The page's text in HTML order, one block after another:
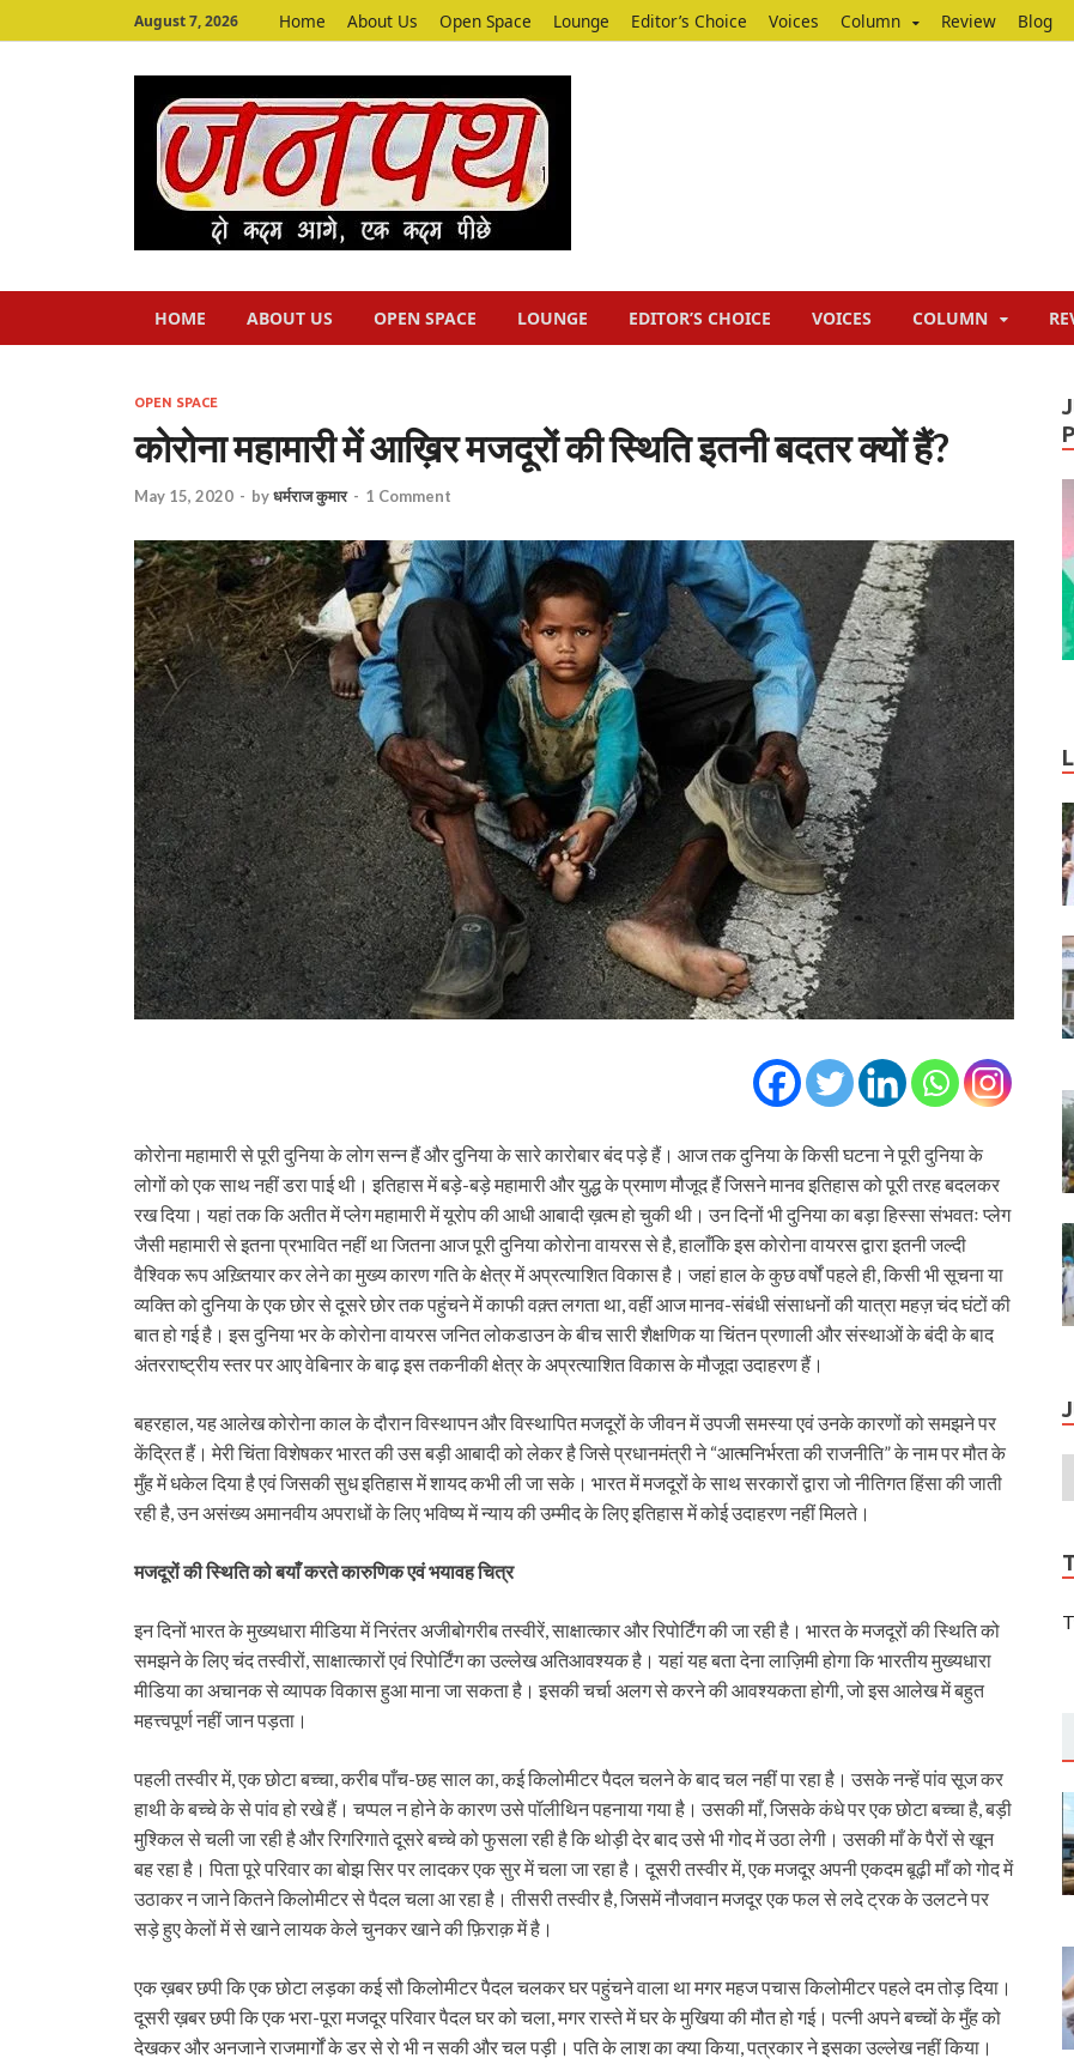
August 7, 2026 Home About Us Open Space Lounge Editor’s Choice Voices Column Review Blog
HOME ABOUT US OPEN SPACE LOUNGE EDITOR’S CHOICE VOICES COLUMN
OPEN SPACE
कोरोना महामारी में आख़िर मजदूरों की स्थिति इतनी बदतर क्यों हैं?
May 15, 2020 - byधर्मराज कुमार - 1 Comment
कोरोना महामारी से पूरी दुनिया के लोग सन्न हैं और दुनिया के सारे कारोबार बंद पड़े हैं। आज तक दुनिया के किसी घटना ने पूरी दुनिया के
लोगों को एक साथ नहीं डरा पाई थी। इतिहास में बड़े-बड़े महामारी और युद्ध के प्रमाण मौजूद हैं जिसने मानव इतिहास को पूरी तरह बदलकर
रख दिया। यहां तक कि अतीत में प्लेग महामारी में यूरोप की आधी आबादी ख़त्म हो चुकी थी। उन दिनों भी दुनिया का बड़ा हिस्सा संभवतः प्लेग
जैसी महामारी से इतना प्रभावित नहीं था जितना आज पूरी दुनिया कोरोना वायरस से है, हालाँकि इस कोरोना वायरस द्वारा इतनी जल्दी
वैश्विक रूप अख़्तियार कर लेने का मुख्य कारण गति के क्षेत्र में अप्रत्याशित विकास है। जहां हाल के कुछ वर्षों पहले ही, किसी भी सूचना या
व्यक्ति को दुनिया के एक छोर से दूसरे छोर तक पहुंचने में काफी वक़्त लगता था, वहीं आज मानव-संबंधी संसाधनों की यात्रा महज़ चंद घंटों की
बात हो गई है। इस दुनिया भर के कोरोना वायरस जनित लोकडाउन के बीच सारी शैक्षणिक या चिंतन प्रणाली और संस्थाओं के बंदी के बाद
अंतरराष्ट्रीय स्तर पर आए वेबिनार के बाढ़ इस तकनीकी क्षेत्र के अप्रत्याशित विकास के मौजूदा उदाहरण हैं।
बहरहाल, यह आलेख कोरोना काल के दौरान विस्थापन और विस्थापित मजदूरों के जीवन में उपजी समस्या एवं उनके कारणों को समझने पर
केंद्रित हैं। मेरी चिंता विशेषकर भारत की उस बड़ी आबादी को लेकर है जिसे प्रधानमंत्री ने “आत्मनिर्भरता की राजनीति” के नाम पर मौत के
मुँह में धकेल दिया है एवं जिसकी सुध इतिहास में शायद कभी ली जा सके। भारत में मजदूरों के साथ सरकारों द्वारा जो नीतिगत हिंसा की जाती
रही है, उन असंख्य अमानवीय अपराधों के लिए भविष्य में न्याय की उम्मीद के लिए इतिहास में कोई उदाहरण नहीं मिलते।
मजदूरों की स्थिति को बयाँ करते कारुणिक एवं भयावह चित्र
इन दिनों भारत के मुख्यधारा मीडिया में निरंतर अजीबोगरीब तस्वीरें, साक्षात्कार और रिपोर्टिंग की जा रही है। भारत के मजदूरों की स्थिति को
समझने के लिए चंद तस्वीरों, साक्षात्कारों एवं रिपोर्टिंग का उल्लेख अतिआवश्यक है। यहां यह बता देना लाज़िमी होगा कि भारतीय मुख्यधारा
मीडिया का अचानक से व्यापक विकास हुआ माना जा सकता है। इसकी चर्चा अलग से करने की आवश्यकता होगी, जो इस आलेख में बहुत
महत्त्वपूर्ण नहीं जान पड़ता।
पहली तस्वीर में, एक छोटा बच्चा, करीब पाँच-छह साल का, कई किलोमीटर पैदल चलने के बाद चल नहीं पा रहा है। उसके नन्हें पांव सूज कर
हाथी के बच्चे के से पांव हो रखे हैं। चप्पल न होने के कारण उसे पॉलीथिन पहनाया गया है। उसकी माँ, जिसके कंधे पर एक छोटा बच्चा है, बड़ी
मुश्किल से चली जा रही है और रिगरिगाते दूसरे बच्चे को फुसला रही है कि थोड़ी देर बाद उसे भी गोद में उठा लेगी। उसकी माँ के पैरों से खून
बह रहा है। पिता पूरे परिवार का बोझ सिर पर लादकर एक सुर में चला जा रहा है। दूसरी तस्वीर में, एक मजदूर अपनी एकदम बूढ़ी माँ को गोद में
उठाकर न जाने कितने किलोमीटर से पैदल चला आ रहा है। तीसरी तस्वीर है, जिसमें नौजवान मजदूर एक फल से लदे ट्रक के उलटने पर
सड़े हुए केलों में से खाने लायक केले चुनकर खाने की फ़िराक़ में है।
एक ख़बर छपी कि एक छोटा लड़का कई सौ किलोमीटर पैदल चलकर घर पहुंचने वाला था मगर महज पचास किलोमीटर पहले दम तोड़ दिया।
दूसरी ख़बर छपी कि एक भरा-पूरा मजदूर परिवार पैदल घर को चला, मगर रास्ते में घर के मुखिया की मौत हो गई। पत्नी अपने बच्चों के मुँह को
देखकर और अनजाने राजमार्गों के डर से रो भी न सकी और चल पड़ी। पति के लाश का क्या किया, पत्रकार ने इसका उल्लेख नहीं किया।